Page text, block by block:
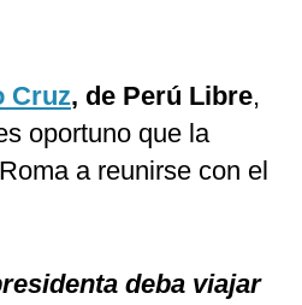
Cruz, de Perú Libre,
oportuno que la
a reunirse con el
deba viajar